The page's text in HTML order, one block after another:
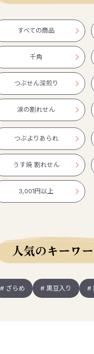
すべての商品
千角
つぶせん深煎り
涙の割れせん
つぶよりあられ
うす焼 割れせん
3,001円以上
人気のキーワ
# ざらめ # 黒豆入り #